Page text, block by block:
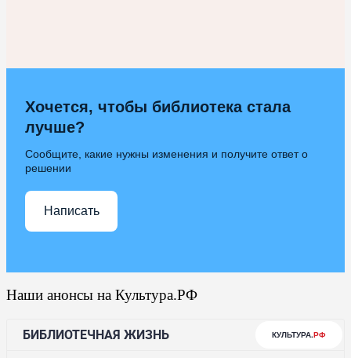
Хочется, чтобы библиотека стала
лучше?
Сообщите, какие нужны изменения и получите ответ о
решении
Написать
Наши анонсы на Культура.РФ